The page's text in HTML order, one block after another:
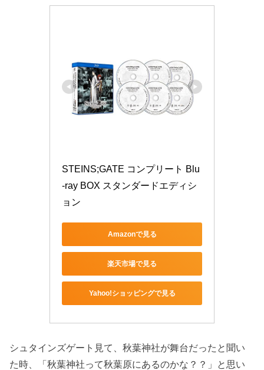
STEINS;GATE コンプリート Blu
-ray BOX スタンダードエディシ
ョン
Amazonで見る
楽天市場で見る
Yahoo!ショッピングで見る
シュタインズゲート見て、秋葉神社が舞台だったと聞い
た時、「秋葉神社って秋葉原にあるのかな？？」と思い